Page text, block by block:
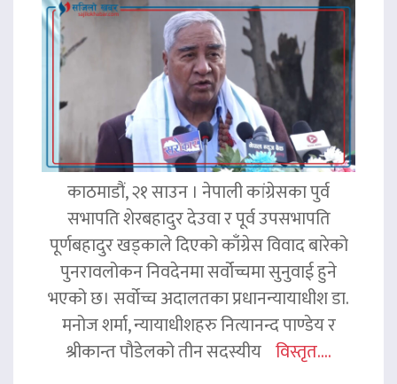
काठमाडौं, २१ साउन । नेपाली कांग्रेसका पुर्व
सभापति शेरबहादुर देउवा र पूर्व उपसभापति
पूर्णबहादुर खड्काले दिएको काँग्रेस विवाद बारेको
पुनरावलोकन निवदेनमा सर्वोच्चमा सुनुवाई हुने
भएको छ। सर्वोच्च अदालतका प्रधानन्यायाधीश डा.
मनोज शर्मा, न्यायाधीशहरु नित्यानन्द पाण्डेय र
श्रीकान्त पौडेलको तीन सदस्यीय विस्तृत....